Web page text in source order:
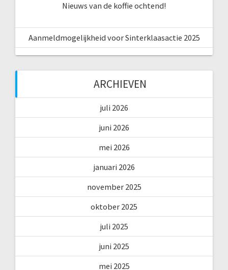
Nieuws van de koffie ochtend!
Aanmeldmogelijkheid voor Sinterklaasactie 2025
ARCHIEVEN
juli 2026
juni 2026
mei 2026
januari 2026
november 2025
oktober 2025
juli 2025
juni 2025
mei 2025